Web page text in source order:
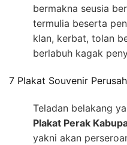
bermakna seusia
termulia beserta
klan, kerbat, tolan
berlabuh kagak
7 Plakat Souvenir
Teladan belakang
Plakat Perak
yakni akan